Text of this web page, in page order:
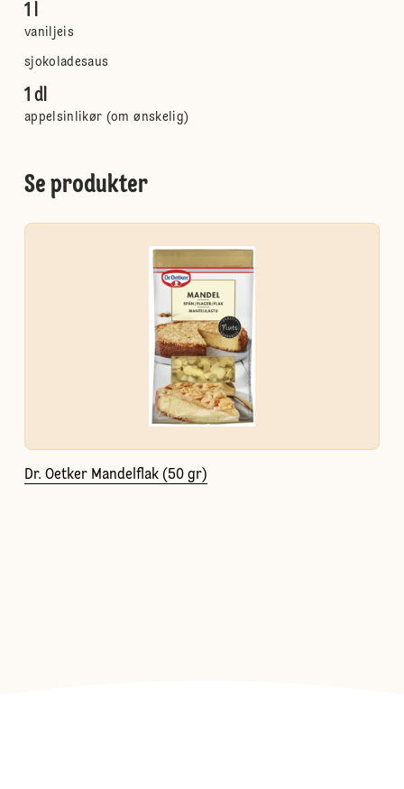
1 l
vaniljeis
sjokoladesaus
1 dl
appelsinlikør (om ønskelig)
Se produkter
Dr. Oetker Mandelflak (50 gr)